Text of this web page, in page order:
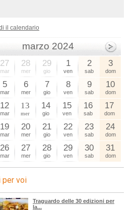
il calendario
marzo 2024
27
mar
28
mer
29
gio
1
ven
2
sab
3
dom
5
mar
6
mer
7
gio
8
ven
9
sab
10
dom
12
mar
13
mer
14
gio
15
ven
16
sab
17
dom
19
mar
20
mer
21
gio
22
ven
23
sab
24
dom
26
mar
27
mer
28
gio
29
ven
30
sab
31
dom
per voi
Traguardo delle 30 edizioni per
la...